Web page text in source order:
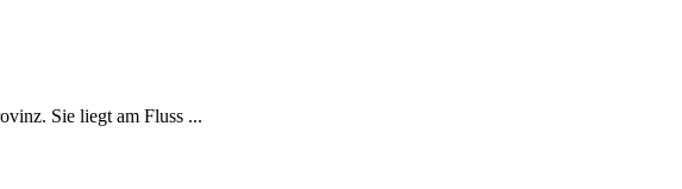
Sie liegt am Fluss ...